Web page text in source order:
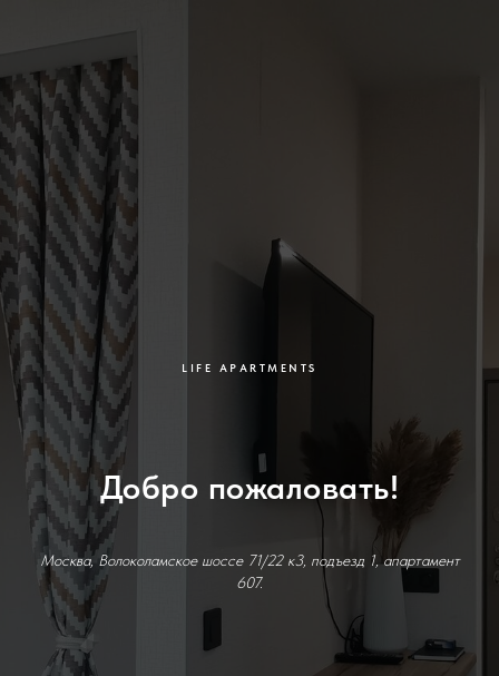
LIFE APARTMENTS
Добро пожаловать!
Москва, Волоколамское шоссе 71/22 к3, подъезд 1, апартамент
607.